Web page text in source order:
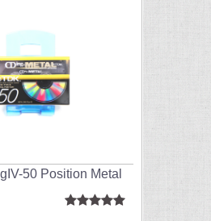
50 Position Metal